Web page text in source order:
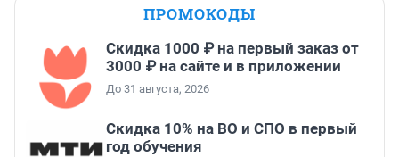
ПРОМОКОДЫ
Скидка 1000 ₽ на первый заказ от
3000 ₽ на сайте и в приложении
До 31 августа, 2026
Скидка 10% на ВО и СПО в первый
год обучения